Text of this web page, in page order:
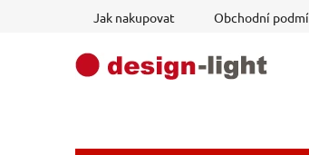
Jak nakupovat Obchodní